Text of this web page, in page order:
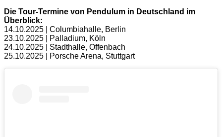
Die Tour-Termine von Pendulum in Deutschland im
Überblick:
14.10.2025 | Columbiahalle, Berlin
23.10.2025 | Palladium, Köln
24.10.2025 | Stadthalle, Offenbach
25.10.2025 | Porsche Arena, Stuttgart